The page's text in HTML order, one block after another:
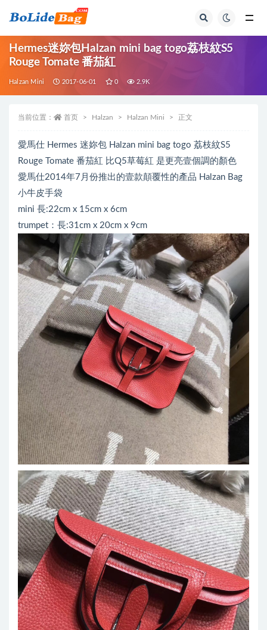
Hermes迷妳包Halzan mini bag togo荔枝紋S5
Rouge Tomate 番茄紅
Halzan Mini 2017-06-01 0 2.9K
当前位置： 首页 Halzan Halzan Mini 正文
愛馬仕 Hermes 迷妳包 Halzan mini bag togo 荔枝紋S5
Rouge Tomate 番茄紅 比Q5草莓紅 是更亮壹個調的顏色
愛馬仕2014年7月份推出的壹款顛覆性的產品 Halzan Bag
小牛皮手袋
mini 長:22cm x 15cm x 6cm
trumpet：長:31cm x 20cm x 9cm